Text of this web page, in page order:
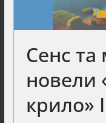
Сенс
новели
крило»